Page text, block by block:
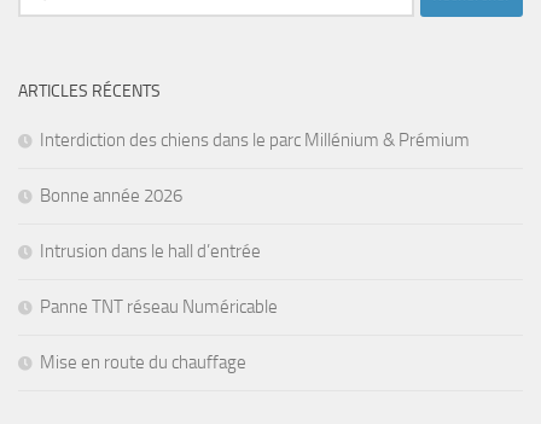
ARTICLES RÉCENTS
Interdiction des chiens dans le parc Millénium & Prémium
Bonne année 2026
Intrusion dans le hall d’entrée
Panne TNT réseau Numéricable
Mise en route du chauffage